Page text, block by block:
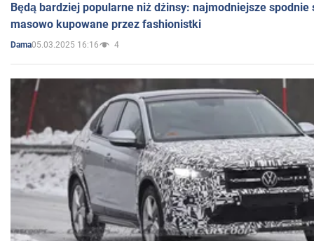
Będą bardziej popularne niż dżinsy: najmodniejsze spodnie
masowo kupowane przez fashionistki
Dama05.03.2025 16:16 4